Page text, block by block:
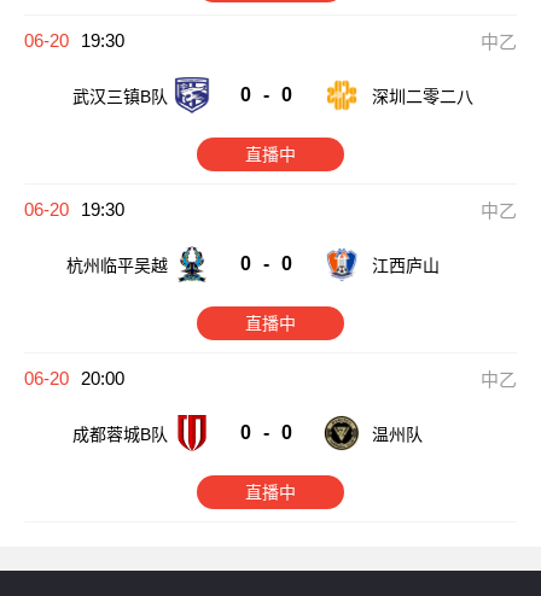
06-20 19:30 中乙
武汉三镇B队 0 - 0 深圳二零二八
直播中
06-20 19:30 中乙
杭州临平吴越 0 - 0 江西庐山
直播中
06-20 20:00 中乙
成都蓉城B队 0 - 0 温州队
直播中